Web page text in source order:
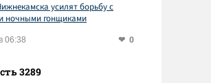
усилят борьбу с
ночными гонщиками
06:38 0
3289